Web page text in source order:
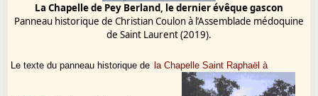
La Chapelle de Pey Berland, le dernier évêque gascon
Panneau historique de Christian Coulon à l’Assemblade médoquine
de Saint Laurent (2019).
Le texte du panneau historique de la Chapelle Saint Raphaël à